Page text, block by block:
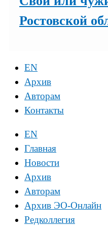
Ростовской
EN
Архив
Авторам
Контакты
EN
Главная
Новости
Архив
Авторам
Архив ЭО-Онлайн
Редколлегия